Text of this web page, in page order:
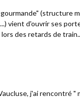
(structure
vient d'ouvrir ses
des retards de
j'ai rencontré "